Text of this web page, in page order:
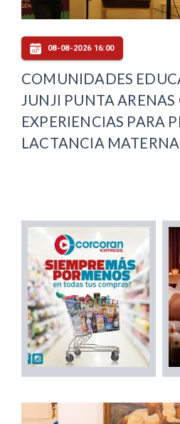
08-08-2026 16:00
COMUNIDADES
JUNJI PUNTA ARENAS
EXPERIENCIAS PARA
LACTANCIA MATERNA